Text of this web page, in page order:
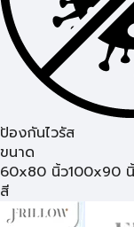
ป้องกันไวรัส
ขนาด
60x80 นิ้ว100x90
สี